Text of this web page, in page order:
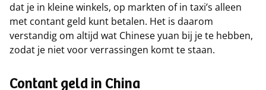
dat je in kleine winkels, op markten of in taxi’s alleen
met contant geld kunt betalen. Het is daarom
verstandig om altijd wat Chinese yuan bij je te hebben,
zodat je niet voor verrassingen komt te staan.
Contant geld in China